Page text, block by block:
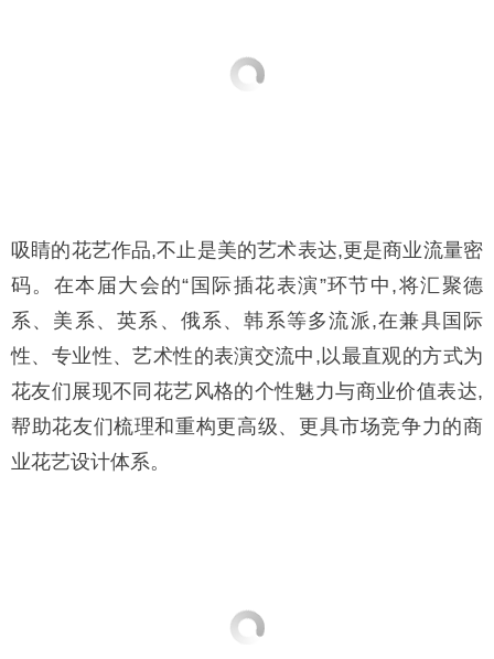
吸睛的花艺作品,不止是美的艺术表达,更是商业流量密
码。在本届大会的“国际插花表演”环节中,将汇聚德
系、美系、英系、俄系、韩系等多流派,在兼具国际
性、专业性、艺术性的表演交流中,以最直观的方式为
花友们展现不同花艺风格的个性魅力与商业价值表达,
帮助花友们梳理和重构更高级、更具市场竞争力的商
业花艺设计体系。